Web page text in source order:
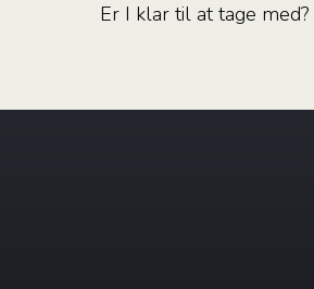
Er I klar til at tage